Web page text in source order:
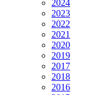
2024
2023
2022
2021
2020
2019
2017
2018
2016